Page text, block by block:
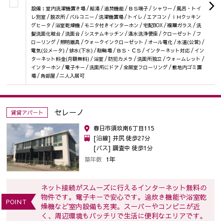
設備：室内洗濯機置き場 / 給湯 / 追焚機能 / ＢＳ端子 / シャワー / 風呂・トイ
レ別室 / 脱衣所 / バルコニー / 洗濯機置場 / トイレ / エアコン / ＩＨクッキン
グヒータ / 浴室乾燥機 / モニタ付きインターホン / 宅配BOX / 複層ガラス / 洗
髪洗面化粧台 / 洗面台 / システムキッチン / 温水洗浄便座 / クローゼット / フ
ローリング / 照明器具 / ウォークインクローゼット / オール電化 / 水道(公営) /
電気(公メータ) / 排水(下水) / 駐輪場 / ＢＳ・ＣＳ / インターネット対応 / イン
ターネット料金(月額無料) / 浴室 / 防犯カメラ / 洗面所独立 / ウォームレット /
インターホン / 電子キー / 洗面所にドア / 全居室フローリング / 敷地内ゴミ置
場 / 角部屋 / 二人入居可
賃貸アパート セレーノ
春日市須玖南6丁目115
[沿線] 井尻 徒歩27分
[バス] 調査中 徒歩1分
築年数 1年
POINT
ネット接続がスムーズに行えるインターネット無料の
物件です。電子キーで安心です。追炊き機能や浴室乾
燥機など室内設備も充実。スーパーやコンビニが近
く、周辺環境もバッチリで生活に便利なエリアです。